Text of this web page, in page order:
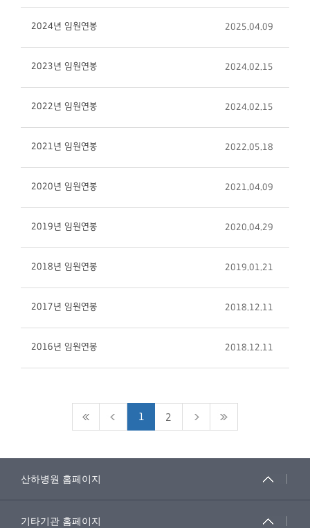
2024년 임원연봉 2025.04.09
2023년 임원연봉 2024.02.15
2022년 임원연봉 2024.02.15
2021년 임원연봉 2022.05.18
2020년 임원연봉 2021.04.09
2019년 임원연봉 2020.04.29
2018년 임원연봉 2019.01.21
2017년 임원연봉 2018.12.11
2016년 임원연봉 2018.12.11
1 2